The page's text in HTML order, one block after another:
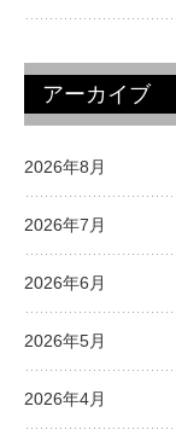
アーカイブ
2026年8月
2026年7月
2026年6月
2026年5月
2026年4月